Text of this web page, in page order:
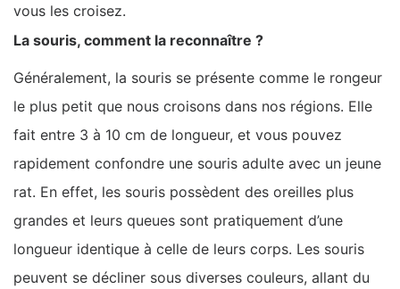
vous les croisez.
La souris, comment la reconnaître ?
Généralement, la souris se présente comme le rongeur
le plus petit que nous croisons dans nos régions. Elle
fait entre 3 à 10 cm de longueur, et vous pouvez
rapidement confondre une souris adulte avec un jeune
rat. En effet, les souris possèdent des oreilles plus
grandes et leurs queues sont pratiquement d’une
longueur identique à celle de leurs corps. Les souris
peuvent se décliner sous diverses couleurs, allant du